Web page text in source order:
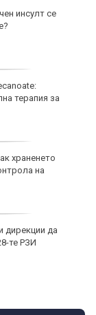
инсулт се
терапия за
храненето
на
дирекции да
те РЗИ